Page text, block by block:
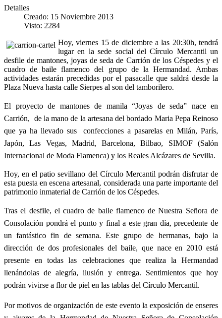
Detalles
Creado: 15 Noviembre 2013
Visto: 2284
Hoy, viernes 15 de diciembre a las 20:30h, tendrá
lugar en la sede social del Círculo Mercantil un
desfile de mantones, joyas de seda de Carrión de los Céspedes y el
cuadro de baile flamenco del grupo de la Hermandad. Ambas
actividades estarán precedidas por el pasacalle que saldrá desde la
Plaza Nueva hasta calle Sierpes al son del tamborilero.
El proyecto de mantones de manila “Joyas de seda” nace en
Carrión, de la mano de la artesana del bordado Maria Pepa Reinoso
que ya ha llevado sus confecciones a pasarelas en Milán, París,
Japón, Las Vegas, Madrid, Barcelona, Bilbao, SIMOF (Salón
Internacional de Moda Flamenca) y los Reales Alcázares de Sevilla.
Hoy, en el patio sevillano del Círculo Mercantil podrán disfrutar de
esta puesta en escena artesanal, considerada una parte importante del
patrimonio inmaterial de Carrión de los Céspedes.
Tras el desfile, el cuadro de baile flamenco de Nuestra Señora de
Consolación pondrá el punto y final a este gran día, precedente de
un fantástico fin de semana. Este grupo de hermanas, bajo la
dirección de dos profesionales del baile, que nace en 2010 está
presente en todas las celebraciones que realiza la Hermandad
llenándolas de alegría, ilusión y entrega. Sentimientos que hoy
podrán vivirse a flor de piel en las tablas del Círculo Mercantil.
Por motivos de organización de este evento la exposición de enseres